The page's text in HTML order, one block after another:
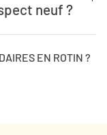
neuf ?
EN ROTIN ?